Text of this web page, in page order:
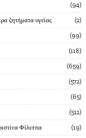
94
ζητήματα υγείας 2
99
118
659
572
65
512
Φίλιππα 19